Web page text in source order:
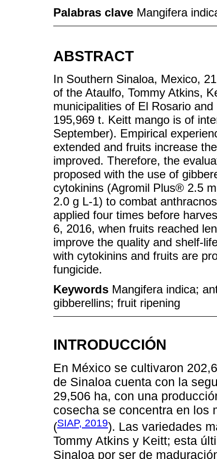
Palabras clave Mangifera
ABSTRACT
In Southern Sinaloa, Mexico,
of the Ataulfo, Tommy Atkins,
municipalities of El Rosario
195,969 t. Keitt mango is of
September). Empirical
extended and fruits increase
improved. Therefore, the
proposed with the use of
cytokinins (Agromil Plus® 2.5
2.0 g L-1) to combat
applied four times before
6, 2016, when fruits reached
improve the quality and shelf-
with cytokinins and fruits are
fungicide.
Keywords Mangifera indica;
gibberellins; fruit ripening
INTRODUCCIÓN
En México se cultivaron
de Sinaloa cuenta con la
29,506 ha, con una
cosecha se concentra en los
(SIAP, 2019). Las variedades
Tommy Atkins y Keitt; esta
Sinaloa por ser de